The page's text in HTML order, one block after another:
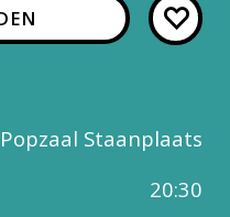
Popzaal Staanplaats
20:30